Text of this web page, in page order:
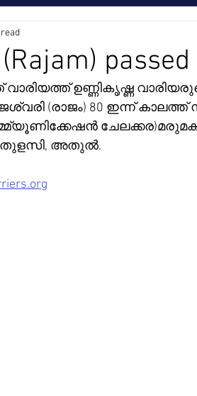
Info
വാരിയത്ത് ഉണ്ണികൃഷ്ണ
(രാജം) 80 ഇന്ന്
തുളസി, അതുൽ.